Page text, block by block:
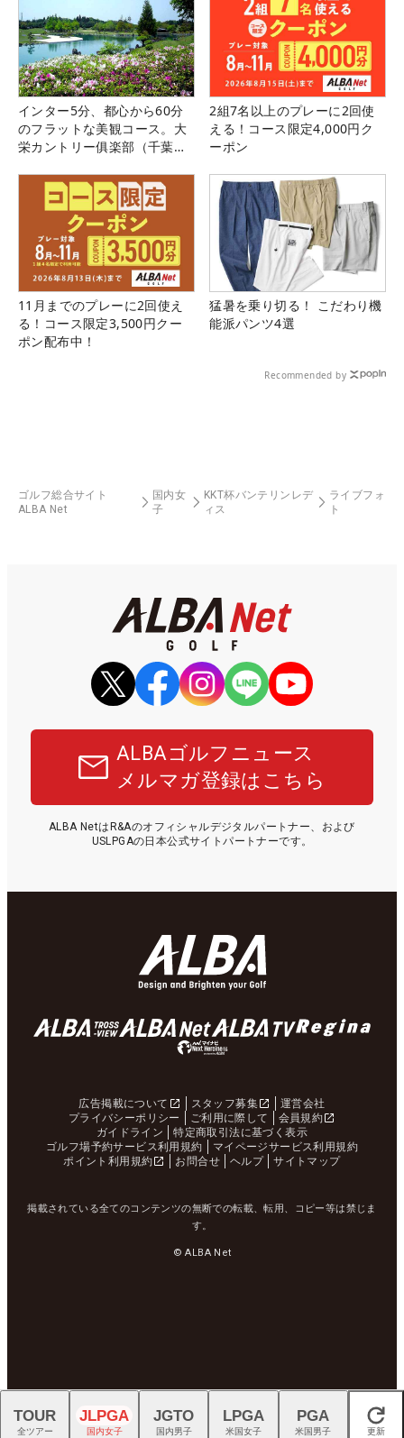
インター5分、都心から60分
のフラットな美観コース。大
栄カントリー俱楽部（千葉
2組7名以上のプレーに2回使
える！コース限定4,000円ク
ーポン
11月までのプレーに2回使え
る！コース限定3,500円クー
ポン配布中！
猛暑を乗り切る！ こだわり機
能派パンツ4選
Recommended by
ゴルフ総合サイト
ALBA Net
国内女
子
KKT杯バンテリンレデ
ィス
ライブフォ
ト
ALBAゴルフニュース
メルマガ登録はこちら
ALBA NetはR&Aのオフィシャルデジタルパートナー、および
USLPGAの日本公式サイトパートナーです。
広告掲載について スタッフ募集
運営会社
プライバシーポリシー
ご利用に際して
会員規約
ガイドライン
特定商取引法に基づく表示
ゴルフ場予約サービス利用規約
マイページサービス利用規約
ポイント利用規約
お問合せ ヘルプ サイトマップ
掲載されている全てのコンテンツの無断での転載、転用、コピー等は禁じま
す。
© ALBA Net
閉じる
TOUR
全ツアー
JLPGA
国内女子
JGTO
国内男子
LPGA
米国女子
PGA
米国男子 更新